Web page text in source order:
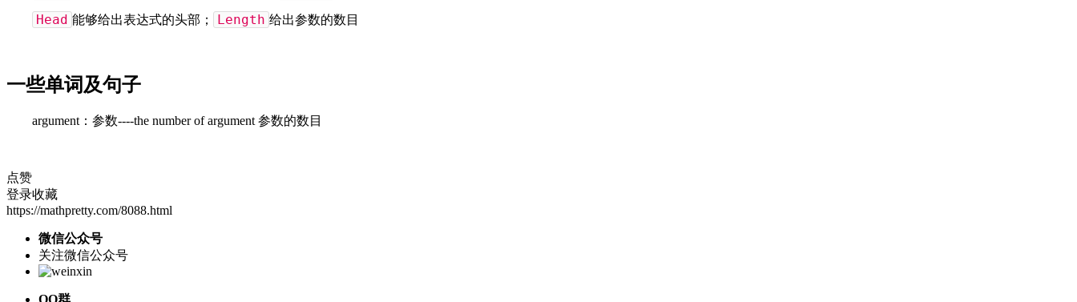
Head 能够给出表达式的头部； Length 给出参数的数目
一些单词及句子
argument：参数----the number of argument 参数的数目
点赞
登录收藏
https://mathpretty.com/8088.html
微信公众号
关注微信公众号